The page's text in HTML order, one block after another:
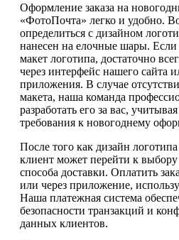
Оформление заказа на
«ФотоПочта» легко и удобно.
определиться с дизайном
нанесен на елочные шары. Если
макет логотипа, достаточно
через интерфейс нашего сайта
приложения. В случае
макета, наша команда
разработать его за вас,
требования к новогоднему
После того как дизайн
клиент может перейти к
способа доставки. Оплатить
или через приложение,
Наша платежная система
безопасности транзакций и
данных клиентов.